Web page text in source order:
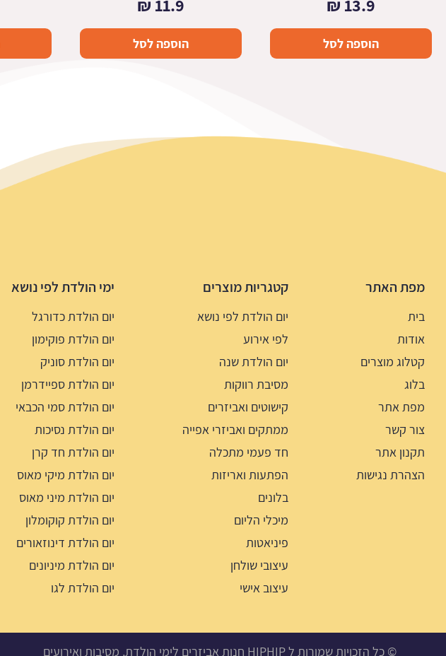
13.9
₪
הוספה לסל
11.9
₪
הוספה לסל
מפת האתר
בית
אודות
קטלוג מוצרים
בלוג
מפת אתר
צור קשר
תקנון אתר
הצהרת נגישות
קטגריות מוצרים
יום הולדת לפי נושא
לפי אירוע
יום הולדת שנה
מסיבת רווקות
קישוטים ואביזרים
ממתקים ואביזרי אפייה
חד פעמי מתכלה
הפתעות ואריזות
בלונים
מיכלי הליום
פיניאטות
עיצובי שולחן
עיצוב אישי
ימי הולדת לפי נושא
יום הולדת כדורגל
יום הולדת פוקימון
יום הולדת סוניק
יום הולדת ספיידרמן
יום הולדת סמי הכבאי
יום הולדת נסיכות
יום הולדת חד קרן
יום הולדת מיקי מאוס
יום הולדת מיני מאוס
יום הולדת קוקומלון
יום הולדת דינוזאורים
יום הולדת מיניונים
יום הולדת לגו
© כל הזכויות שמורות ל HIPHIP חנות אביזרים לימי הולדת, מסיבות ואירועים